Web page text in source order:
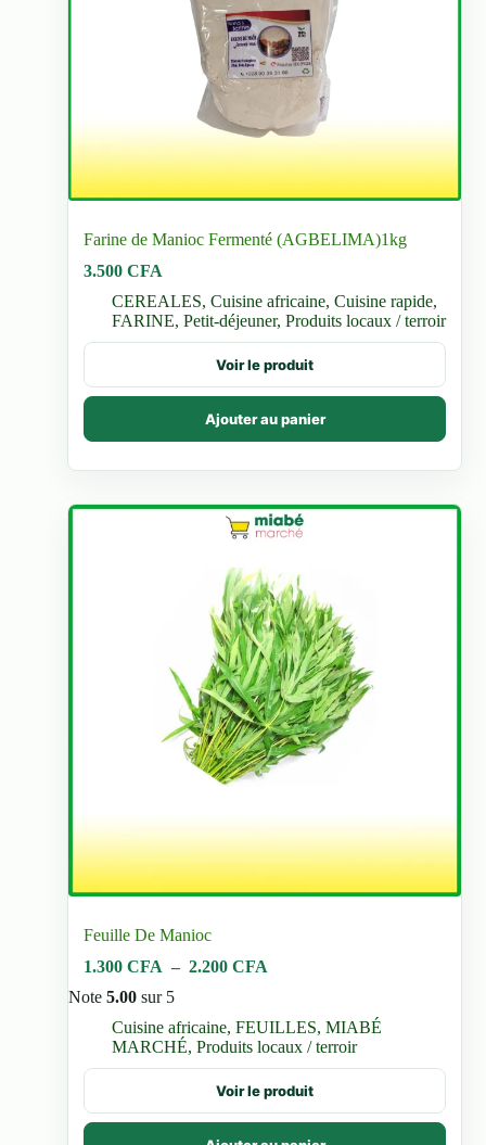
Farine de Manioc Fermenté (AGBELIMA)1kg
3.500CFA
CEREALES,Cuisine africaine,Cuisine rapide,
FARINE,Petit-déjeuner,Produits locaux / terroir
Voir le produit
Ajouter au panier
Feuille De Manioc
1.300CFA – 2.200CFA
1.300 CFA
à
Note5.00 sur 5
Cuisine africaine,FEUILLES,MIABÉ
MARCHÉ,Produits locaux / terroir
Voir le produit
Ce
a
plusieurs